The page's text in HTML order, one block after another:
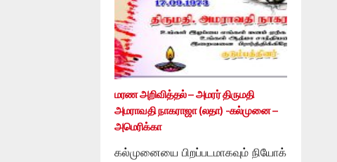
மரண அறிவித்தல் – அமரர் திருமதி
அமராவதி நாகராஜா (லதா) -கல்முனை –
அமெரிக்கா
கல்முனையை பிறப்படமாகவும் நியோக்